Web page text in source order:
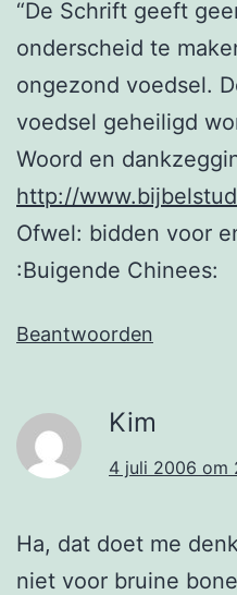
“De Schrift geeft
onderscheid te
ongezond voedsel.
voedsel geheiligd
Woord en
http://
Ofwel: bidden voor
:Buigende Chinees:
Beantwoorden
Kim
4 juli 2006 om
Ha, dat doet me
niet voor bruine